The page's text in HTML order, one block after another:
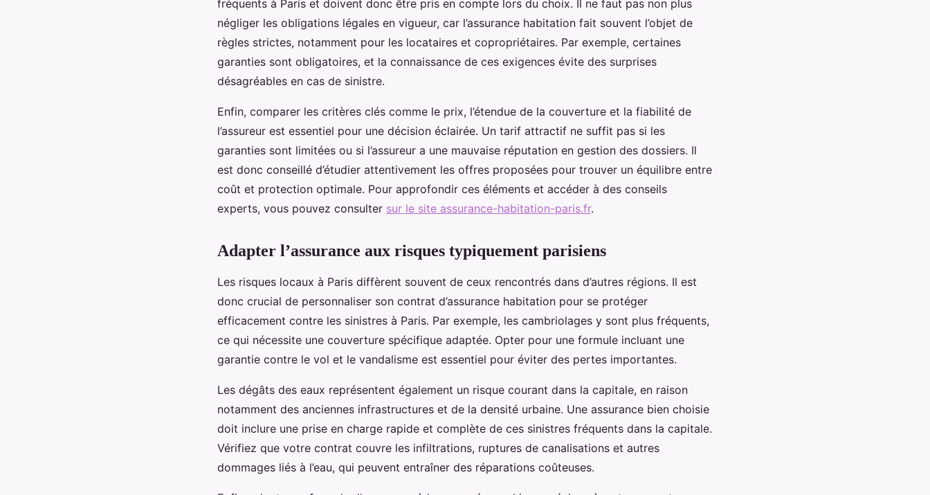
fréquents à Paris et doivent donc être pris en compte lors du choix. Il ne faut pas non plus
négliger les obligations légales en vigueur, car l’assurance habitation fait souvent l’objet de
règles strictes, notamment pour les locataires et copropriétaires. Par exemple, certaines
garanties sont obligatoires, et la connaissance de ces exigences évite des surprises
désagréables en cas de sinistre.
Enfin, comparer les critères clés comme le prix, l’étendue de la couverture et la fiabilité de
l’assureur est essentiel pour une décision éclairée. Un tarif attractif ne suffit pas si les
garanties sont limitées ou si l’assureur a une mauvaise réputation en gestion des dossiers. Il
est donc conseillé d’étudier attentivement les offres proposées pour trouver un équilibre entre
coût et protection optimale. Pour approfondir ces éléments et accéder à des conseils
experts, vous pouvez consulter sur le site assurance-habitation-paris.fr.
Adapter l’assurance aux risques typiquement parisiens
Les risques locaux à Paris diffèrent souvent de ceux rencontrés dans d’autres régions. Il est
donc crucial de personnaliser son contrat d’assurance habitation pour se protéger
efficacement contre les sinistres à Paris. Par exemple, les cambriolages y sont plus fréquents,
ce qui nécessite une couverture spécifique adaptée. Opter pour une formule incluant une
garantie contre le vol et le vandalisme est essentiel pour éviter des pertes importantes.
Les dégâts des eaux représentent également un risque courant dans la capitale, en raison
notamment des anciennes infrastructures et de la densité urbaine. Une assurance bien choisie
doit inclure une prise en charge rapide et complète de ces sinistres fréquents dans la capitale.
Vérifiez que votre contrat couvre les infiltrations, ruptures de canalisations et autres
dommages liés à l’eau, qui peuvent entraîner des réparations coûteuses.